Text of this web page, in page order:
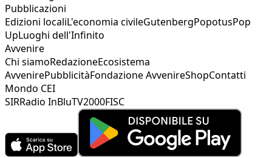
Pubblicazioni
Edizioni localiL'economia civileGutenbergPopotusPop
UpLuoghi dell'Infinito
Avvenire
Chi siamoRedazioneEcosistema
AvvenirePubblicitàFondazione AvvenireShopContatti
Mondo CEI
SIRRadio InBluTV2000FISC